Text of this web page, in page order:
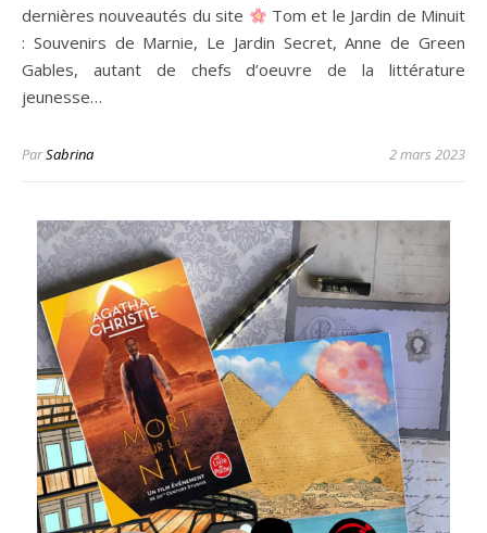
dernières nouveautés du site
Tom et le Jardin de Minuit
: Souvenirs de Marnie, Le Jardin Secret, Anne de Green
Gables, autant de chefs d’oeuvre de la littérature
jeunesse…
ParSabrina 2 mars 2023